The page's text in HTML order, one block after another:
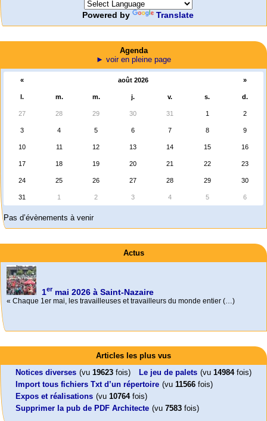
Powered by Translate
Agenda
► voir en pleine page
« août 2026 »
l. m. m. j. v. s. d.
27 28 29 30 31 1 2
3 4 5 6 7 8 9
10 11 12 13 14 15 16
17 18 19 20 21 22 23
24 25 26 27 28 29 30
31 1 2 3 4 5 6
Pas d’évènements à venir
Actus
1er mai 2026 à Saint-Nazaire
« Chaque 1er mai, les travailleuses et travailleurs du monde entier (…)
Foutez-nous la paix !
Aujourd’hui, mercredi 18 mars 2026, le président de la République
Emmanuel (…)
Leonard Peltier libre !
Leonard Peltier, un Amérindien condamné deux fois à la prison à vie pour
un (…)
En Pays-de-la-Loire le couperet est tombé !
« La présidente Horizons de la région Pays de la Loire veut faire voter ce (…)
Mon CV... Cette perle indique une nouveauté, ou le dernier travail (…)
Articles les plus vus
Notices diverses (vu 19623 fois) Le jeu de palets (vu 14984fois)
Import tous fichiers Txt d’un répertoire (vu 11566 fois)
Expos et réalisations (vu 10764fois)
Supprimer la pub de PDF Architecte (vu 7583 fois)